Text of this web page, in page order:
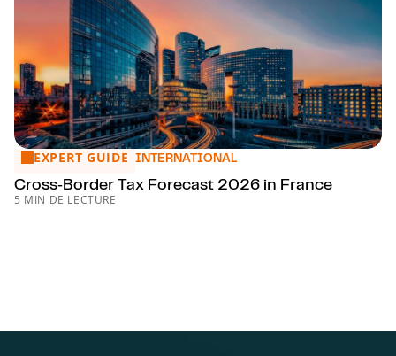
Cross‑Border Tax Forecast 2026 in France
EXPERT GUIDE INTERNATIONAL
Cross‑Border Tax Forecast 2026 in France
5 MIN DE LECTURE